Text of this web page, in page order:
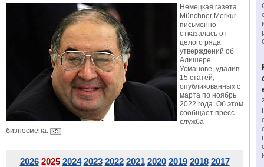
Немецкая газета
Münchner Merkur
письменно
отказалась от
целого ряда
утверждений об
Алишере
Усманове, удалив
15 статей,
опубликованных с
марта по ноябрь
2022 года. Об этом
сообщает пресс-
служба
бизнесмена.
2026 2025 2024 2023 2022 2021 2020 2019 2018 2017